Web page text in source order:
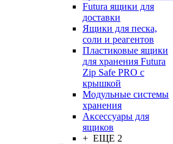
Futura ящики для
доставки
Ящики для песка,
соли и реагентов
Пластиковые ящики
для хранения Futura
Zip Safe PRO с
крышкой
Модульные системы
хранения
Аксессуары для
ящиков
+ ЕЩЕ 2